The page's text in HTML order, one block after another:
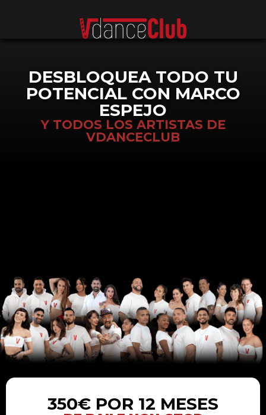
DESBLOQUEA TODO TU
POTENCIAL CON MARCO
ESPEJO
Y TODOS LOS ARTISTAS DE
VDANCECLUB
350€ POR 12 MESES